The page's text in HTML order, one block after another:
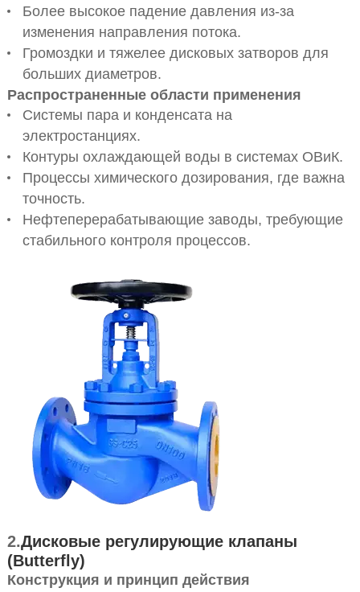
Более высокое падение давления из-за
изменения направления потока.
Громоздки и тяжелее дисковых затворов для
больших диаметров.
Распространенные области применения
Системы пара и конденсата на
электростанциях.
Контуры охлаждающей воды в системах ОВиК.
Процессы химического дозирования, где важна
точность.
Нефтеперерабатывающие заводы, требующие
стабильного контроля процессов.
2.Дисковые регулирующие клапаны
(Butterfly)
Конструкция и принцип действия